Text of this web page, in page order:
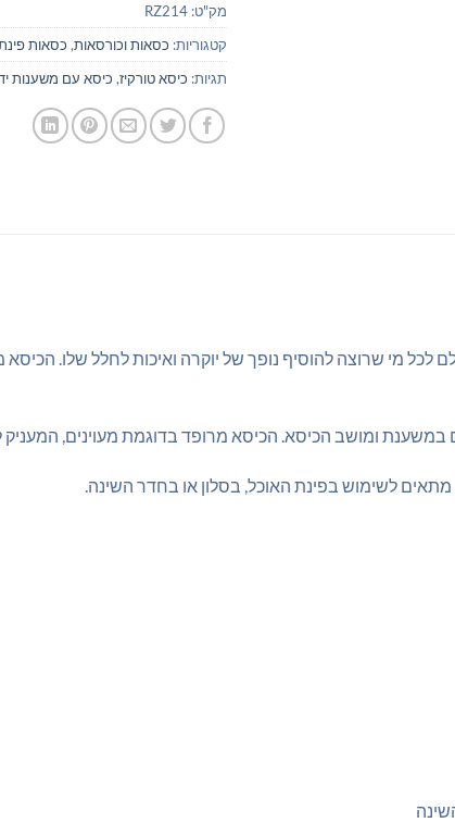
מק"ט: RZ214
קטגוריות: כסאות וכורסאות, כסאות
תגיות: כיסא טורקיז, כיסא עם משענות
לכל מי שרוצה להוסיף נופך של יוקרה ואיכות לחלל שלו.
במשענת ומושב הכיסא. הכיסא מרופד בדוגמת מעוינים, המעניק
לשימוש בפינת האוכל, בסלון או בחדר השינה.